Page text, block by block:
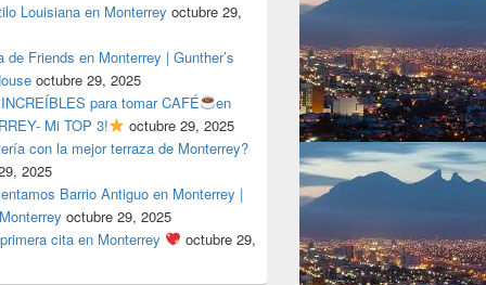
Louisiana en Monterrey octubre 29,
de Friends en Monterrey | Gunther’s
octubre 29, 2025
para tomar CAFÉ
en
Mi TOP 3!
octubre 29, 2025
con la mejor terraza de Monterrey?
2025
Barrio Antiguo en Monterrey |
octubre 29, 2025
cita en Monterrey
octubre 29,